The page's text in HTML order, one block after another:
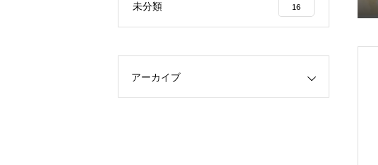
未分類 16
アーカイブ